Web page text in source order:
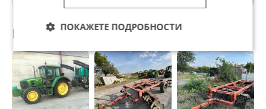
Препоръчани за теб
ПОКАЖЕТЕ ПОДРОБНОСТИ